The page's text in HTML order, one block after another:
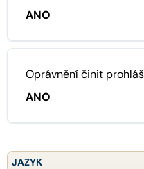
ANO
Oprávnění činit
ANO
JAZYK